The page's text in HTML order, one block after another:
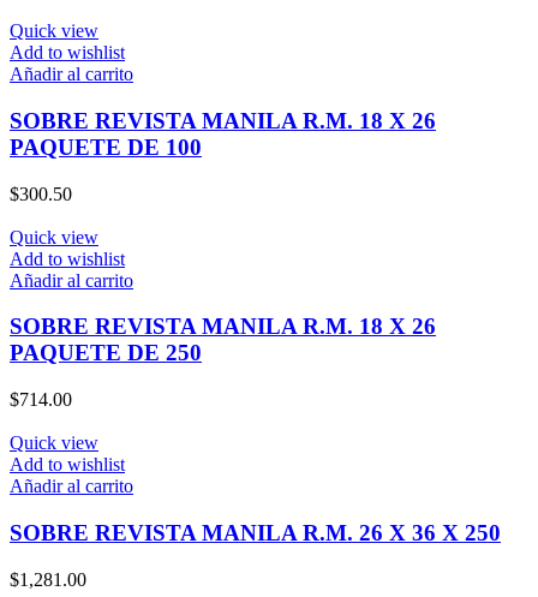
Quick view
Add to wishlist
Añadir al carrito
SOBRE REVISTA MANILA R.M. 18 X 26
PAQUETE DE 100
$300.50
Quick view
Add to wishlist
Añadir al carrito
SOBRE REVISTA MANILA R.M. 18 X 26
PAQUETE DE 250
$714.00
Quick view
Add to wishlist
Añadir al carrito
SOBRE REVISTA MANILA R.M. 26 X 36 X 250
$1,281.00